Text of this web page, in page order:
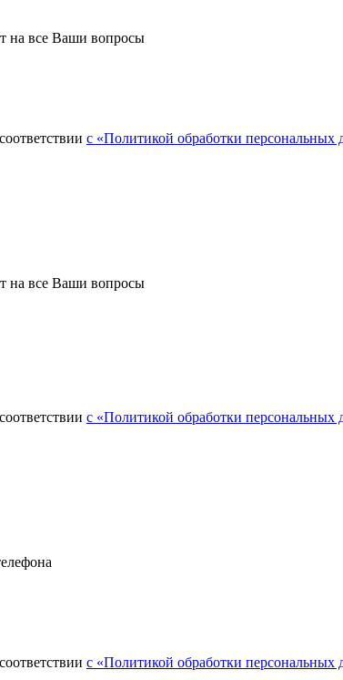
на все Ваши вопросы
с «Политикой обработки персональных
на все Ваши вопросы
с «Политикой обработки персональных
с «Политикой обработки персональных